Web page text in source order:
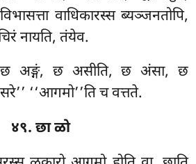
वाधिकारस्स ब्यञ्जनतोपि,
नायति, तंयेव.
अङ्गं, छ असीति, छ अंसा, छ
‘‘आगमो’’ति च वत्तते.
४९. छा ळो